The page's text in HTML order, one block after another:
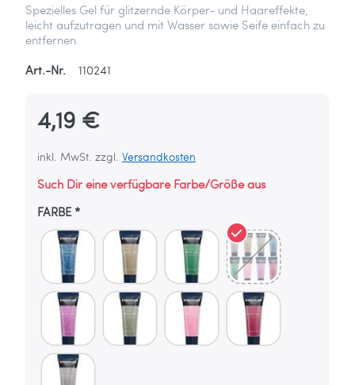
Spezielles Gel für glitzernde Körper- und Haareffekte,
leicht aufzutragen und mit Wasser sowie Seife einfach zu
entfernen.
Art.-Nr.
110241
4,19 €
inkl. MwSt. zzgl. Versandkosten
Such Dir eine verfügbare Farbe/Größe aus
FARBE